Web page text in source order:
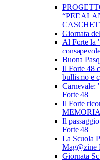
Giornata
Al Forte la
Buona
Il Forte 48
bullismo e
Carnevale:
Forte 48
Il Forte
MEMORIA
Il
Forte 48
La Scuola
Giornata